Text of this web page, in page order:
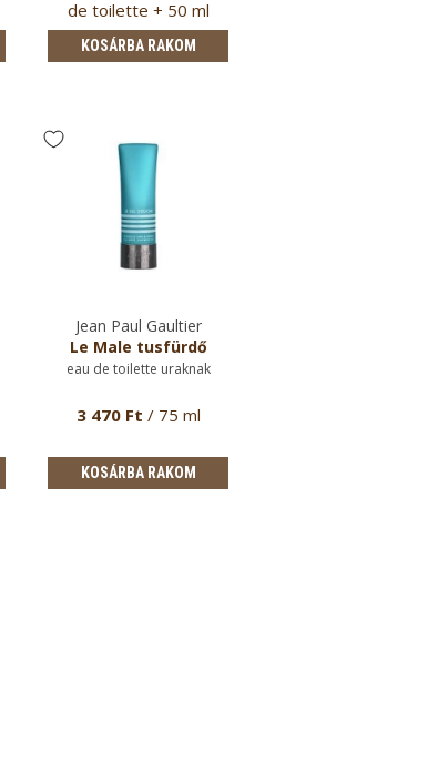
de toilette + 50 ml
after s…
KOSÁRBA RAKOM
Jean Paul Gaultier
Le Male tusfürdő
eau de toilette uraknak
3 470 Ft / 75 ml
KOSÁRBA RAKOM